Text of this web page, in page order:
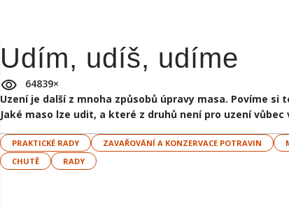
Udím, udíš, udíme
64839×
Uzení je další z mnoha způsobů úpravy masa. Povíme si
Jaké maso lze udit, a které z druhů není pro uzení vůbec
PRAKTICKÉ RADY ZAVAŘOVÁNÍ A KONZERVACE POTRAVIN
CHUTĚ
RADY